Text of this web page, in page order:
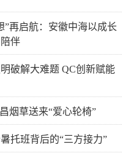
”再启航：安徽中海以成长
伴
破解大难题 QC创新赋能
烟草送来“爱心轮椅”
托班背后的“三方接力”